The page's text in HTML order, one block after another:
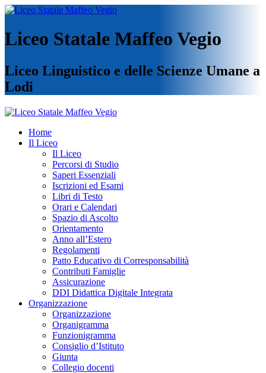
Liceo Statale Maffeo Vegio
Liceo Linguistico e delle Scienze Umane a
Lodi
Home
Il Liceo
Il Liceo
Percorsi di Studio
Saperi Essenziali
Iscrizioni ed Esami
Libri di Testo
Orari e Calendari
Spazio di Ascolto
Orientamento
Anno all’Estero
Regolamenti
Patto Educativo di Corresponsabilità
Contributi Famiglie
Assicurazione
DDI Didattica Digitale Integrata
Organizzazione
Organizzazione
Organigramma
Funzionigramma
Consiglio d’Istituto
Giunta
Collegio docenti